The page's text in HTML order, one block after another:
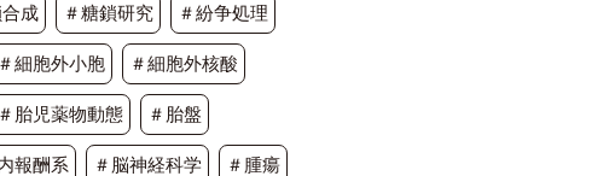
合成 ＃糖鎖研究 ＃紛争処理
＃細胞外小胞 ＃細胞外核酸
＃胎児薬物動態 ＃胎盤
報酬系 ＃脳神経科学 ＃腫瘍